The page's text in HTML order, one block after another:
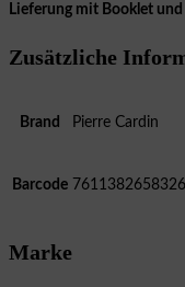
Lieferung mit Booklet und
Zusätzliche
Brand Pierre Cardin
Barcode 7611382658326
Marke